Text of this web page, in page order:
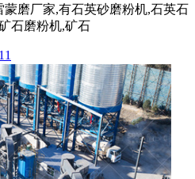
磨厂家,有石英砂磨粉机,石英石
石磨粉机,矿石